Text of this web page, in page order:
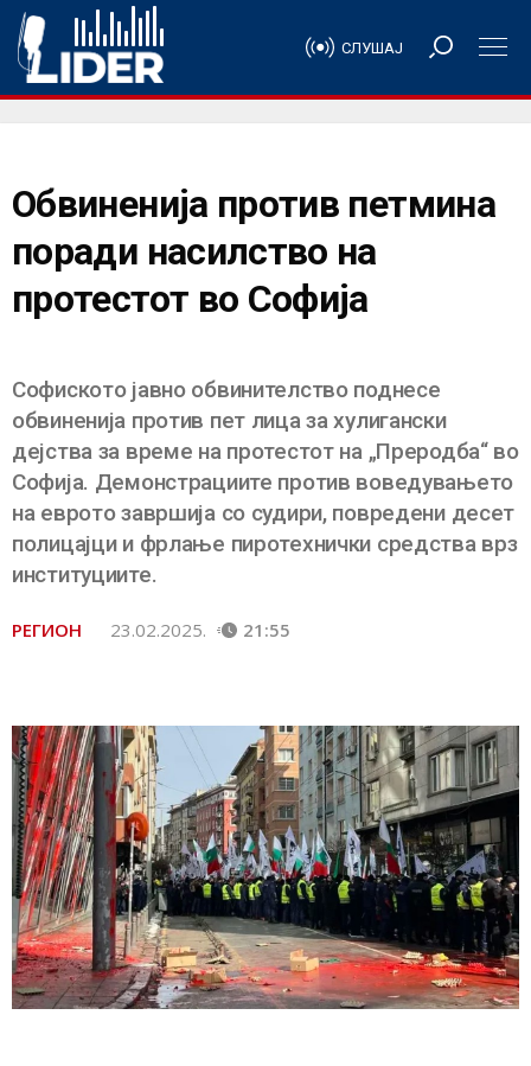
СЛУШАЈ
Обвиненија против петмина
поради насилство на
протестот во Софија
Софиското јавно обвинителство поднесе
обвиненија против пет лица за хулигански
дејства за време на протестот на „Преродба“ во
Софија. Демонстрациите против воведувањето
на еврото завршија со судири, повредени десет
полицајци и фрлање пиротехнички средства врз
институциите.
РЕГИОН 23.02.2025. 21:55